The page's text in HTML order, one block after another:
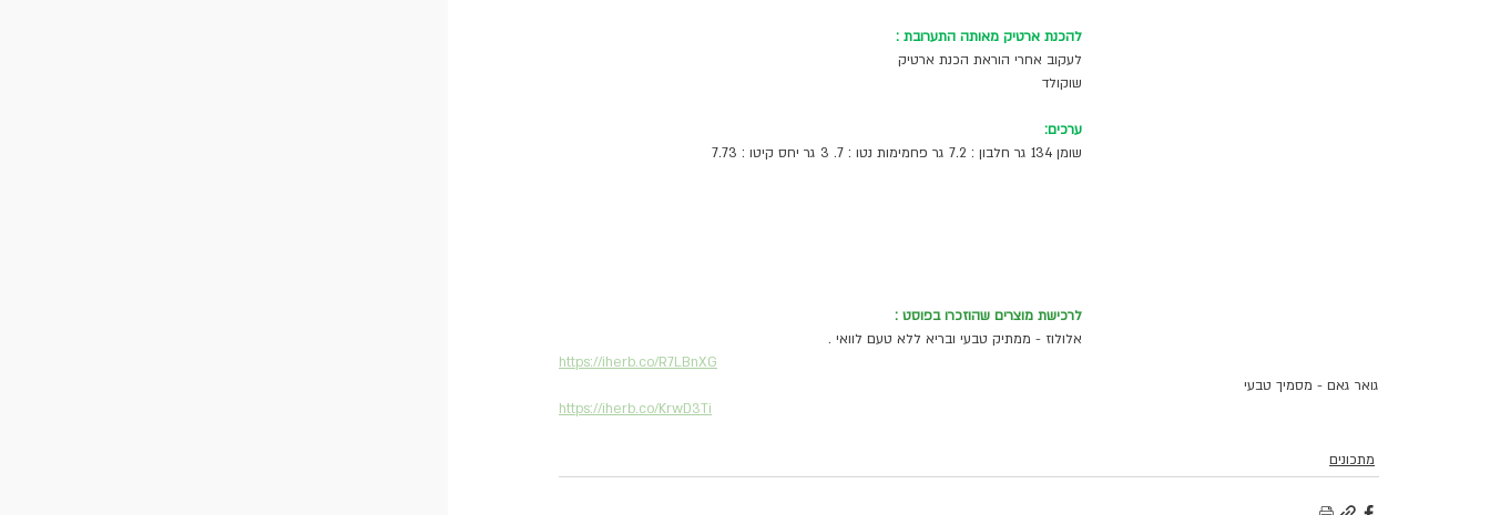
להכנת ארטיק מאותה התערובת :
לעקוב אחרי הוראת הכנת ארטיק
שוקולד
ערכים:
שומן 134 גר חלבון : 7.2 גר פחמימות נטו : 7. 3 גר יחס קיטו : 7.73
לרכישת מוצרים שהוזכרו בפוסט :
אלולוז - ממתיק טבעי ובריא ללא טעם לוואי .
https://iherb.co/R7LBnXG
גואר גאם - מסמיך טבעי
https://iherb.co/KrwD3Ti
מתכונים